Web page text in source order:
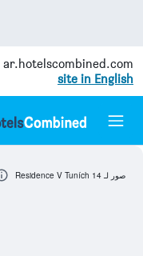
ar.hotelscombined.com
site in English
صور لـ Residence V Tuních 14